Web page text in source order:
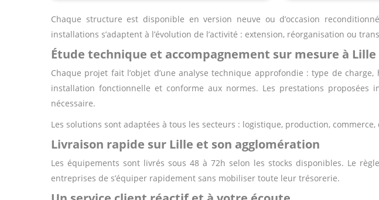
Chaque structure est disponible en version neuve ou d’occasion
installations s’adaptent à l’évolution de l’activité : extension, réorganisation ou
Étude technique et accompagnement sur mesure à Lille
Chaque projet fait l’objet d’une analyse technique approfondie : type de
installation fonctionnelle et conforme aux normes. Les prestations
nécessaire.
Les solutions sont adaptées à tous les secteurs : logistique, production, commerce,
Livraison rapide sur Lille et son agglomération
Les équipements sont livrés sous 48 à 72h selon les stocks disponibles. Le
entreprises de s’équiper rapidement sans mobiliser toute leur trésorerie.